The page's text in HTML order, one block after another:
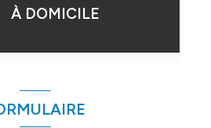
À DOMICILE
estimation en 4 étapes